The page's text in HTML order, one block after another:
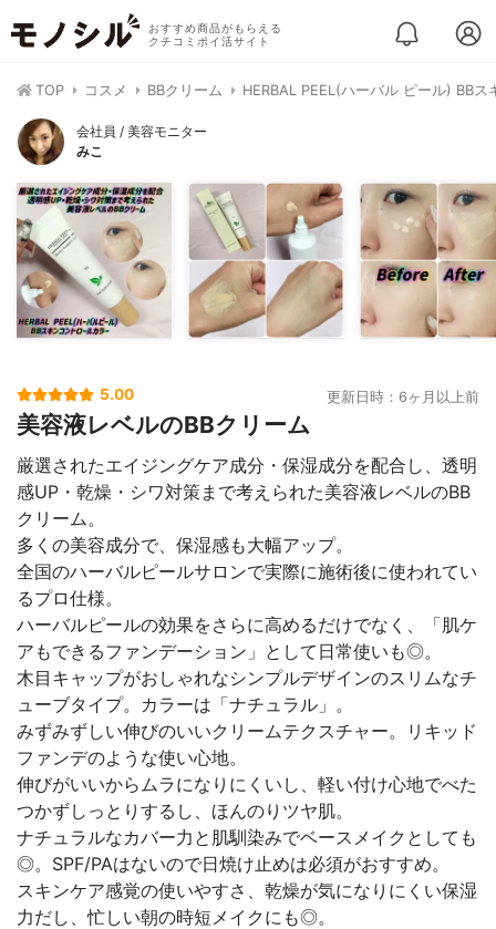
おすすめ商品がもらえる
クチコミポイ活サイト
TOP コスメ BBクリーム HERBAL PEEL(ハーバル ピール) BB
会社員 / 美容モニター
みこ
5.00 更新日時：6ヶ月以上前
美容液レベルのBBクリーム
厳選されたエイジングケア成分・保湿成分を配合し、透明
感UP・乾燥・シワ対策まで考えられた美容液レベルのBB
クリーム。
多くの美容成分で、保湿感も大幅アップ。
全国のハーバルピールサロンで実際に施術後に使われてい
るプロ仕様。
ハーバルピールの効果をさらに高めるだけでなく、「肌ケ
アもできるファンデーション」として日常使いも◎。
木目キャップがおしゃれなシンプルデザインのスリムなチ
ューブタイプ。カラーは「ナチュラル」。
みずみずしい伸びのいいクリームテクスチャー。リキッド
ファンデのような使い心地。
伸びがいいからムラになりにくいし、軽い付け心地でべた
つかずしっとりするし、ほんのりツヤ肌。
ナチュラルなカバー力と肌馴染みでベースメイクとしても
◎。SPF/PAはないので日焼け止めは必須がおすすめ。
スキンケア感覚の使いやすさ、乾燥が気になりにくい保湿
力だし、忙しい朝の時短メイクにも◎。